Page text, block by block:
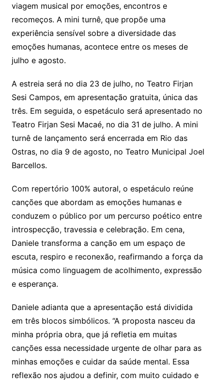
viagem musical por emoções, encontros e
recomeços. A mini turnê, que propõe uma
experiência sensível sobre a diversidade das
emoções humanas, acontece entre os meses de
julho e agosto.
A estreia será no dia 23 de julho, no Teatro Firjan
Sesi Campos, em apresentação gratuita, única das
três. Em seguida, o espetáculo será apresentado no
Teatro Firjan Sesi Macaé, no dia 31 de julho. A mini
turnê de lançamento será encerrada em Rio das
Ostras, no dia 9 de agosto, no Teatro Municipal Joel
Barcellos.
Com repertório 100% autoral, o espetáculo reúne
canções que abordam as emoções humanas e
conduzem o público por um percurso poético entre
introspecção, travessia e celebração. Em cena,
Daniele transforma a canção em um espaço de
escuta, respiro e reconexão, reafirmando a força da
música como linguagem de acolhimento, expressão
e esperança.
Daniele adianta que a apresentação está dividida
em três blocos simbólicos. “A proposta nasceu da
minha própria obra, que já refletia em muitas
canções essa necessidade urgente de olhar para as
minhas emoções e cuidar da saúde mental. Essa
reflexão nos ajudou a definir, com muito cuidado e